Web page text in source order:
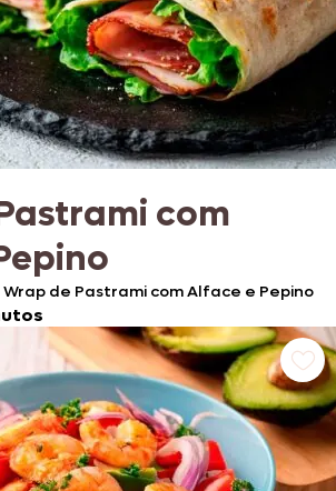
com
de Pastrami com Alface e Pepino